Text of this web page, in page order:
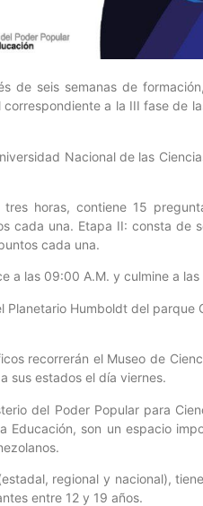
de seis semanas de
a la III fase de
Nacional de las
horas, contiene 15
cada una. Etapa II: consta de
cada una.
a las 09:00 A.M. y culmine a las
Humboldt del parque
recorrerán el Museo de
sus estados el día viernes.
del Poder Popular para
Educación, son un espacio
regional y nacional),
entre 12 y 19 años.